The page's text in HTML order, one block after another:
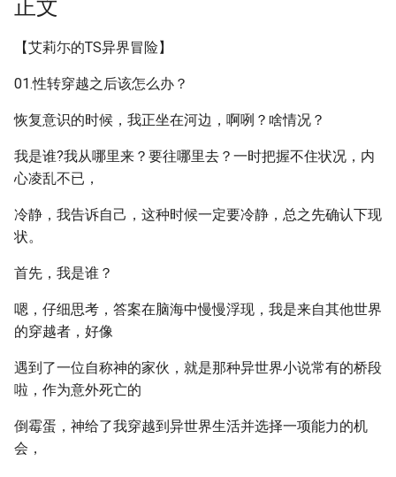
正文
【艾莉尓的TS异界冒险】
01.性转穿越之后该怎么办？
恢复意识的时候，我正坐在河边，啊咧？啥情况？
我是谁?我从哪里来？要往哪里去？一时把握不住状况，内
心凌乱不已，
冷静，我告诉自己，这种时候一定要冷静，总之先确认下现
状。
首先，我是谁？
嗯，仔细思考，答案在脑海中慢慢浮现，我是来自其他世界
的穿越者，好像
遇到了一位自称神的家伙，就是那种异世界小说常有的桥段
啦，作为意外死亡的
倒霉蛋，神给了我穿越到异世界生活并选择一项能力的机
会，